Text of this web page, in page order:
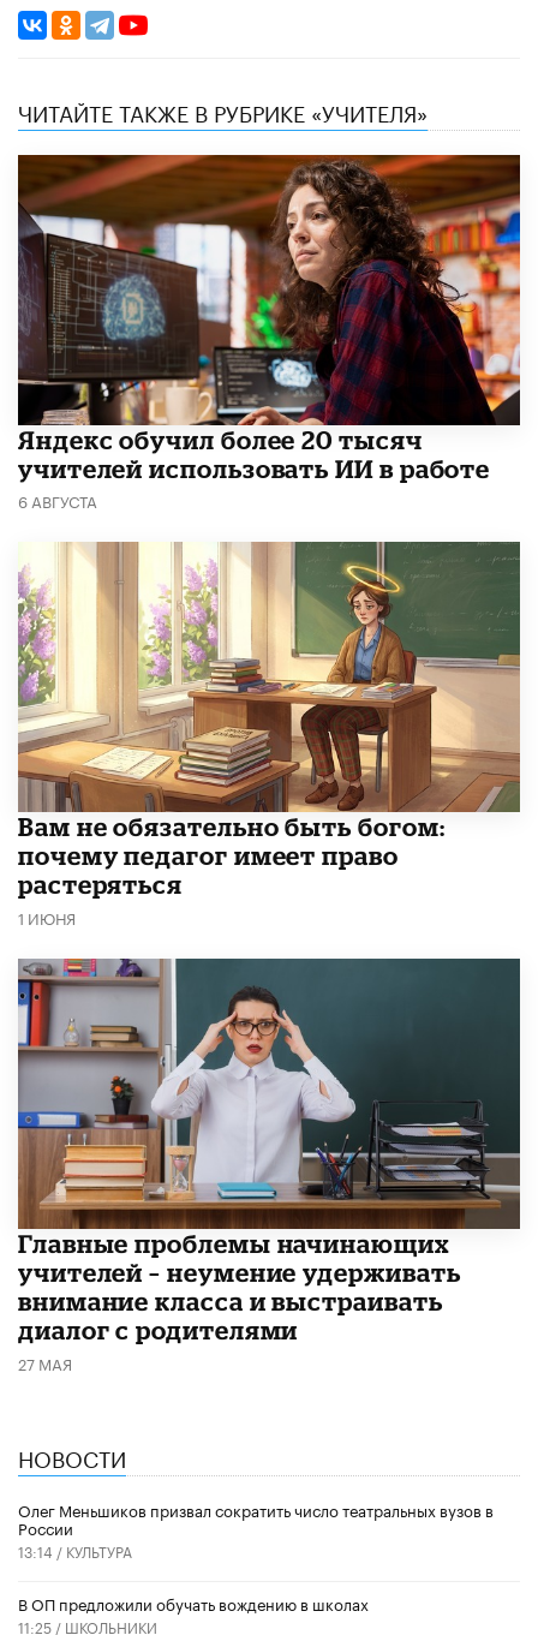
ЧИТАЙТЕ ТАКЖЕ В РУБРИКЕ «УЧИТЕЛЯ»
​Яндекс обучил более 20 тысяч
учителей использовать ИИ в работе
6 АВГУСТА
​Вам не обязательно быть богом:
почему педагог имеет право
растеряться
1 ИЮНЯ
Главные проблемы начинающих
учителей – неумение удерживать
внимание класса и выстраивать
диалог с родителями
27 МАЯ
НОВОСТИ
Олег Меньшиков призвал сократить число театральных вузов в
России
13:14 / КУЛЬТУРА
В ОП предложили обучать вождению в школах
11:25 / ШКОЛЬНИКИ